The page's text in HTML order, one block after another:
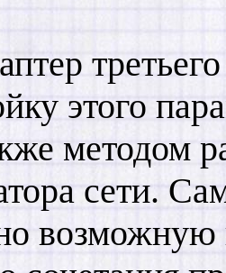
этого
методом
сети.
возможную